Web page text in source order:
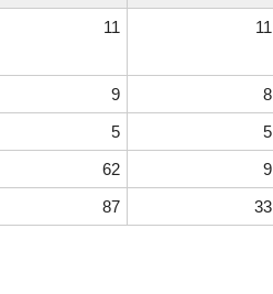
11 11
9 8
5 5
62 9
87 33